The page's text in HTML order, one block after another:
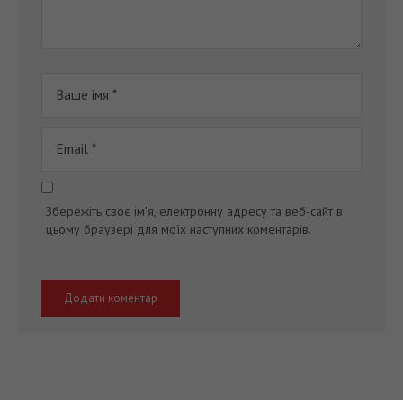
Збережіть своє ім'я, електронну адресу та веб-сайт в
цьому браузері для моїх наступних коментарів.